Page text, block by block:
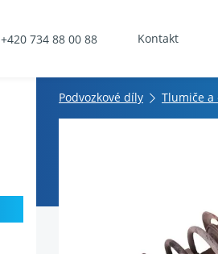
+420 734 88 00 88 Kontakt
Podvozkové díly Tlumiče